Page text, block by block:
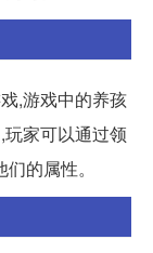
,游戏中的养孩
家可以通过领
的属性。